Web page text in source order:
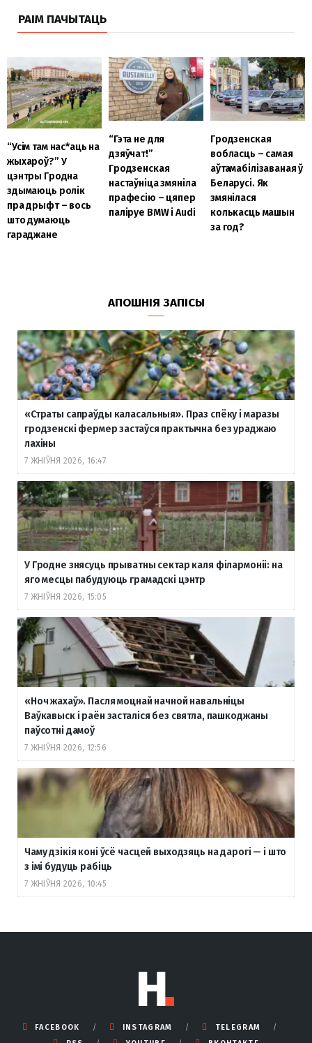
РАІМ ПАЧЫТАЦЬ
“Усім там нас*аць на
жыхароў?” У
цэнтры Гродна
здымаюць ролік
пра дрыфт – вось
што думаюць
гараджане
“Гэта не для
дзяўчат!”
Гродзенская
настаўніца змяніла
прафесію – цяпер
паліруе BMW і Audi
Гродзенская
вобласць – самая
аўтамабілізаваная ў
Беларусі. Як
змянілася
колькасць машын
за год?
АПОШНІЯ ЗАПІСЫ
«Страты сапраўды каласальныя». Праз спёку і маразы
гродзенскі фермер застаўся практычна без ураджаю
лахіны
7 ЖНІЎНЯ 2026, 16:47
У Гродне знясуць прыватны сектар каля філармоніі: на
яго месцы пабудуюць грамадскі цэнтр
7 ЖНІЎНЯ 2026, 15:05
«Ноч жахаў». Пасля моцнай начной навальніцы
Ваўкавыск і раён засталіся без святла, пашкоджаны
паўсотні дамоў
7 ЖНІЎНЯ 2026, 12:56
Чаму дзікія коні ўсё часцей выходзяць на дарогі — і што
з імі будуць рабіць
7 ЖНІЎНЯ 2026, 10:45
FACEBOOK INSTAGRAM
TELEGRAM